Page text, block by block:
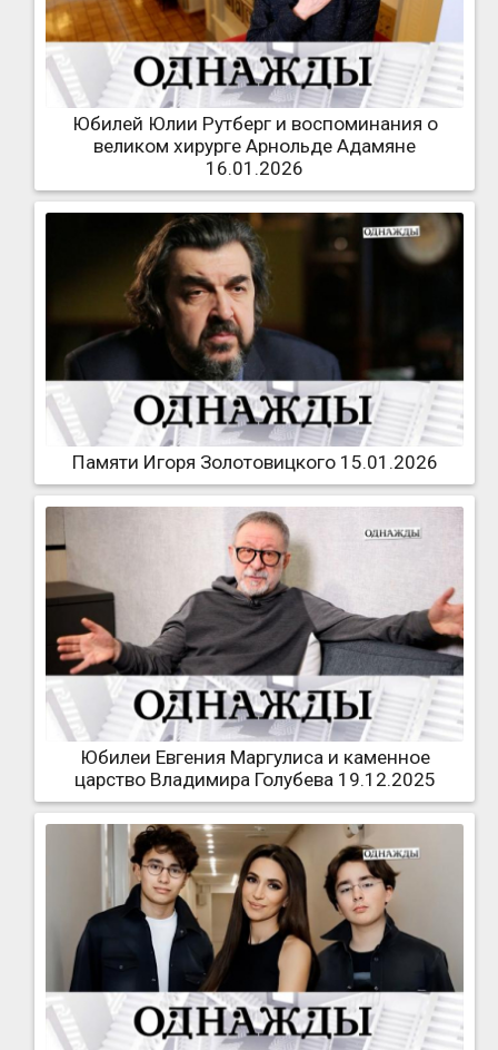
Юбилей Юлии Рутберг и воспоминания о
великом хирурге Арнольде Адамяне
16.01.2026
Памяти Игоря Золотовицкого 15.01.2026
Юбилеи Евгения Маргулиса и каменное
царство Владимира Голубева 19.12.2025